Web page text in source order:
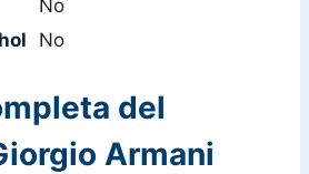
No
No
del
Armani